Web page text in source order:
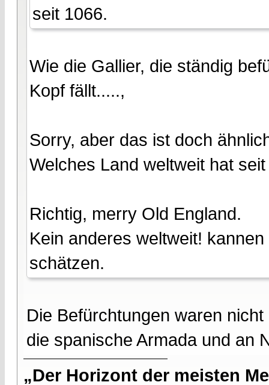
seit 1066.
Wie die Gallier, die ständig
Kopf fällt.....,
Sorry, aber das ist doch
Welches Land weltweit hat
Richtig, merry Old England.
Kein anderes weltweit!
schätzen.
Die Befürchtungen waren
die spanische Armada und an
„Der Horizont der meisten